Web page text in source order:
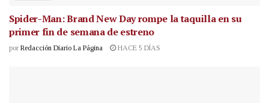
Spider-Man: Brand New Day rompe la taquilla en su
primer fin de semana de estreno
por Redacción Diario La Página HACE 5 DÍAS